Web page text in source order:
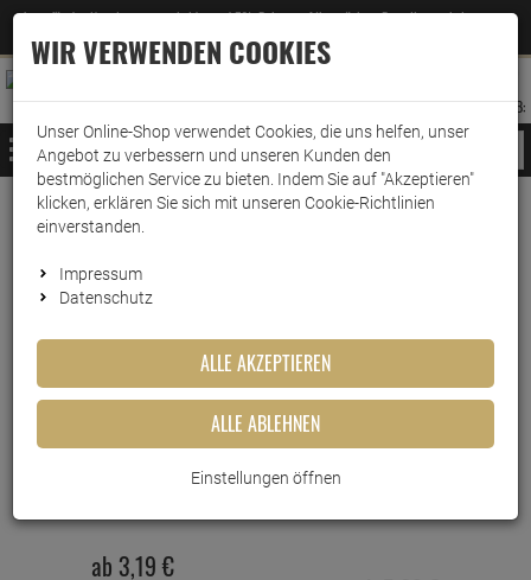
Jetzt für den Newsletter entscheiden und 5% Rabatt auf Ihre nächste Bestellung erhalten
–Zum Newsletter
ANMELDEN
AUFKLAPPEN
MERKZETTEL
WARENKORB:
MENÜ
www.wark24.de KFZ Nigrin
NIGRIN Cockpit-Spray 400ml
ab 3,19 €
WIR VERWENDEN COOKIES
Unser Online-Shop verwendet Cookies, die uns helfen, unser
Angebot zu verbessern und unseren Kunden den
bestmöglichen Service zu bieten. Indem Sie auf "Akzeptieren"
klicken, erklären Sie sich mit unseren Cookie-Richtlinien
einverstanden.
Impressum
Datenschutz
ALLE AKZEPTIEREN
ALLE ABLEHNEN
Einstellungen öffnen